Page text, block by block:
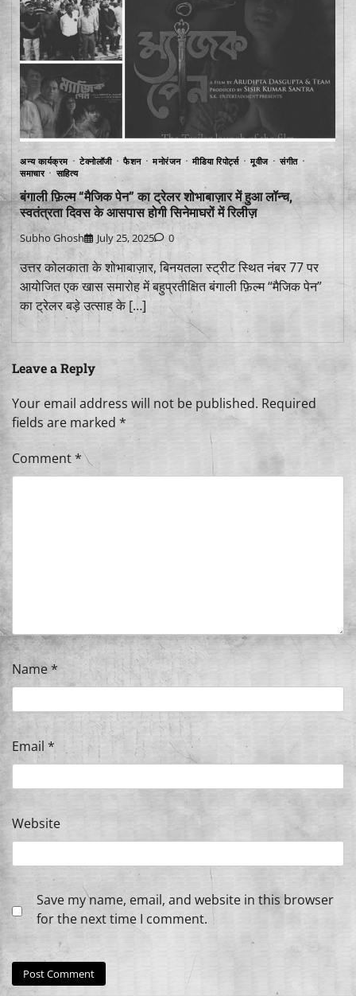
अन्य कार्यक्रम टेक्नोलॉजी फैशन मनोरंजन मीडिया रिपोर्ट्स मूवीज
संगीत
समाचार
साहित्य
बंगाली फ़िल्म “मैजिक पेन” का ट्रेलर शोभाबाज़ार में हुआ लॉन्च,
स्वतंत्रता दिवस के आसपास होगी सिनेमाघरों में रिलीज़
Subho Ghosh July 25, 2025 0
उत्तर कोलकाता के शोभाबाज़ार, बिनयतला स्ट्रीट स्थित नंबर 77 पर
आयोजित एक खास समारोह में बहुप्रतीक्षित बंगाली फ़िल्म “मैजिक पेन”
का ट्रेलर बड़े उत्साह के […]
Leave a Reply
Your email address will not be published. Required
fields are marked *
Comment*
Name*
Email *
Website
Save my name, email, and website in this browser
for the next time I comment.